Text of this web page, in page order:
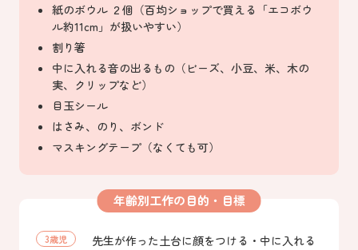
紙のボウル ２個（百均ショップで買える「エコボウ
ル約11cm」が扱いやすい）
割り箸
中に入れる音の出るもの（ビーズ、小豆、米、木の
実、クリップなど）
目玉シール
はさみ、のり、ボンド
マスキングテープ（なくても可）
年齢別工作の目的・目標
3歳児
先生が作った土台に顔をつける・中に入れる